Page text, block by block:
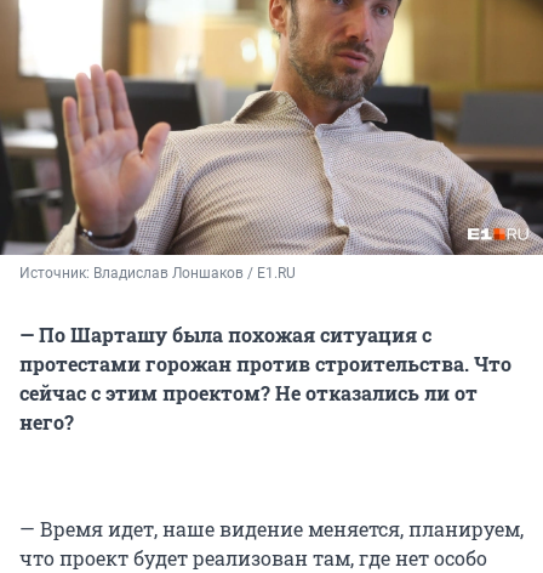
Источник: Владислав Лоншаков / E1.RU
— По Шарташу была похожая ситуация с
протестами горожан против строительства. Что
сейчас с этим проектом? Не отказались ли от
него?
— Время идет, наше видение меняется, планируем,
что проект будет реализован там, где нет особо